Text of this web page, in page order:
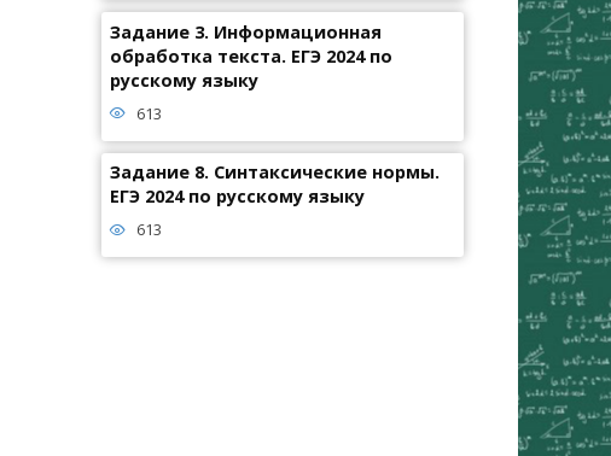
Задание 3. Информационная
обработка текста. ЕГЭ 2024 по
русскому языку
613
Задание 8. Синтаксические нормы.
ЕГЭ 2024 по русскому языку
613